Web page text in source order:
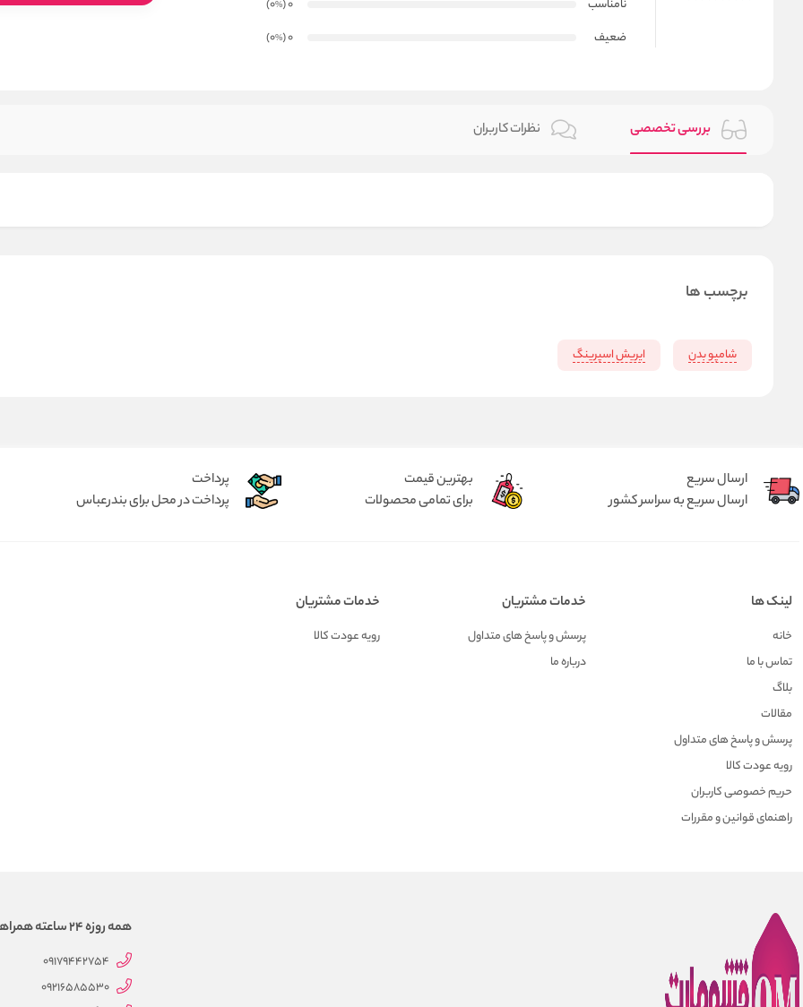
نامناسب
0
(0
%
)
ضعیف
0
(0
%
)
بررسی تخصصی نظرات کاربران
برچسب ها
شامپو بدن ایریش اسپرینگ
ارسال سریع
ارسال سریع به سراسر کشور
بهترین قیمت
برای تمامی محصولات
پرداخت
پرداخت در محل برای بندرعباس
لینک ها
خانه
تماس با ما
بلاگ
مقالات
پرسش و پاسخ های متداول
رویه عودت کالا
حریم خصوصی کاربران
راهنمای قوانین و مقررات
خدمات مشتریان
پرسش و پاسخ های متداول
درباره ما
خدمات مشتریان
رویه عودت کالا
همه روزه 24 ساعته همراهتیم
09179442754
09216585530